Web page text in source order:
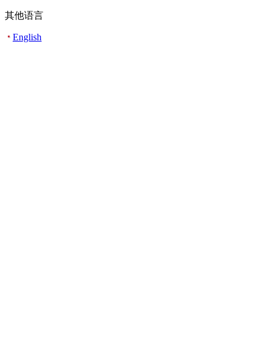
其他语言
English